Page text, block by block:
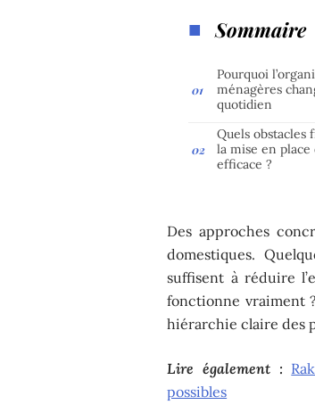
Sommaire
Pourquoi
ménagères
quotidien
Quels
la mise en place
efficace ?
Des approches
domestiques.
suffisent à réduire
fonctionne vraiment
hiérarchie claire des
Lire également :
possibles